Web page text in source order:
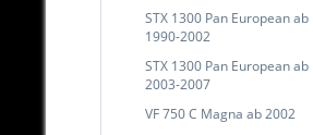
STX 1300 Pan European ab
1990-2002
STX 1300 Pan European ab
2003-2007
VF 750 C Magna ab 2002